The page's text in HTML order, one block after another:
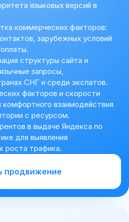
языковых версий в
коммерческих факторов:
зарубежных условий
структуры сайта и
запросы,
СНГ и среди экспатов.
факторов и скорости
комфортного взаимодействия
с ресурсом.
в выдаче Яндекса по
для выявления
роста трафика.
продвижение